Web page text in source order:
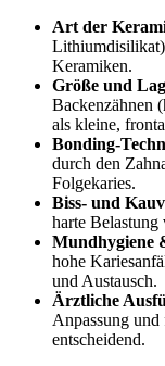
Art der
Lithiumdisilikat)
Keramiken.
Größe und
Backenzähnen
als kleine,
Bonding-
durch den
Folgekaries.
Biss- und
harte Belastung
Mundhygiene
hohe
und Austausch.
Ärztliche
Anpassung
entscheidend.